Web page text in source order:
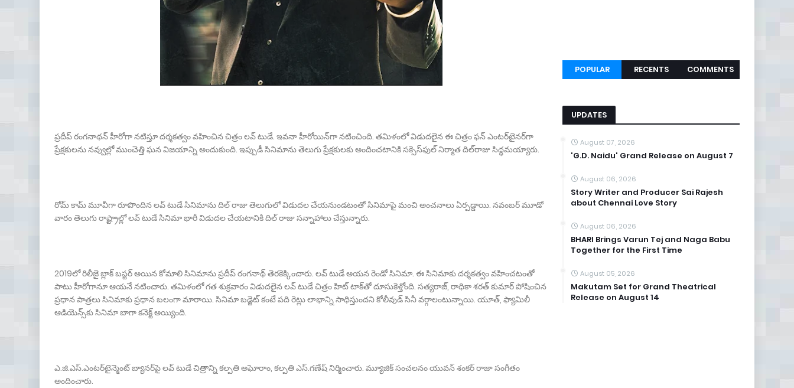
ప్ర‌దీప్ రంగ‌నాథ‌న్ హీరోగా న‌టిస్తూ ద‌ర్శ‌క‌త్వం వ‌హించిన చిత్రం ల‌వ్ టుడే. ఇవ‌నా హీరోయిన్‌గా న‌టించింది. త‌మిళంలో విడుద‌లైన ఈ చిత్రం ఫ‌న్ ఎంట‌ర్‌టైన‌ర్‌గా
ప్రేక్ష‌కుల‌ను న‌వ్వుల్లో ముంచెత్తి ఘ‌న విజ‌యాన్ని అందుకుంది. ఇప్పుడీ సినిమాను తెలుగు ప్రేక్ష‌కుల‌కు అందించ‌టానికి స‌క్సెస్‌ఫుల్ నిర్మాత దిల్‌రాజు సిద్ధ‌మ‌య్యారు.
రోమ్ కామ్ మూవీగా రూపొందిన ల‌వ్ టుడే సినిమాను దిల్ రాజు తెలుగులో విడుద‌ల చేయ‌నుండ‌టంతో సినిమాపై మంచి అంచ‌నాలు ఏర్ప‌డ్డాయి. న‌వంబ‌ర్ మూడో
వారం తెలుగు రాష్ట్రాల్లో ల‌వ్ టుడే సినిమా భారీ విడుద‌ల చేయ‌టానికి దిల్ రాజు స‌న్నాహాలు చేస్తున్నారు.
2019లో రిలీజై బ్లాక్ బ‌స్ట‌ర్ అయిన కోమాలి సినిమాను ప్ర‌దీప్ రంగ‌నాథ్ తెర‌కెక్కించారు. ల‌వ్ టుడే అయ‌న రెండో సినిమా. ఈ సినిమాకు ద‌ర్శ‌క‌త్వం వ‌హించ‌టంతో
పాటు హీరోగానూ ఆయ‌నే న‌టించారు. త‌మిళంలో గ‌త శుక్ర‌వారం విడుద‌లైన ల‌వ్ టుడే చిత్రం హిట్ టాక్‌తో దూసుకెళ్తోంది. స‌త్య‌రాజ్‌, రాధికా శ‌ర‌త్ కుమార్ పోషించిన
ప్ర‌ధాన పాత్ర‌లు సినిమాకు ప్ర‌ధాన బ‌లంగా మారాయి. సినిమా బ‌డ్జెట్ కంటే ప‌ది రెట్లు లాభాన్ని సాధిస్తుంద‌ని కోలీవుడ్ సినీ వ‌ర్గాలంటున్నాయి. యూత్‌, ఫ్యామిలీ
ఆడియెన్స్‌కు సినిమా బాగా క‌నెక్ట్ అయ్యింది.
ఎ.జి.ఎస్‌.ఎంట‌ర్‌టైన్మెంట్ బ్యాన‌ర్‌పై ల‌వ్ టుడే చిత్రాన్ని క‌ల్పతి అఘోరాం, క‌ల్పతి ఎస్‌.గ‌ణేష్ నిర్మించారు. మ్యూజిక్ సంచ‌ల‌నం యువ‌న్ శంక‌ర్ రాజా సంగీతం
అందించారు.
POPULAR RECENTS COMMENTS
UPDATES
August 07, 2026
'G.D. Naidu' Grand Release on August 7
August 06, 2026
Story Writer and Producer Sai Rajesh
about Chennai Love Story
August 06, 2026
BHARI Brings Varun Tej and Naga Babu
Together for the First Time
August 05, 2026
Makutam Set for Grand Theatrical
Release on August 14